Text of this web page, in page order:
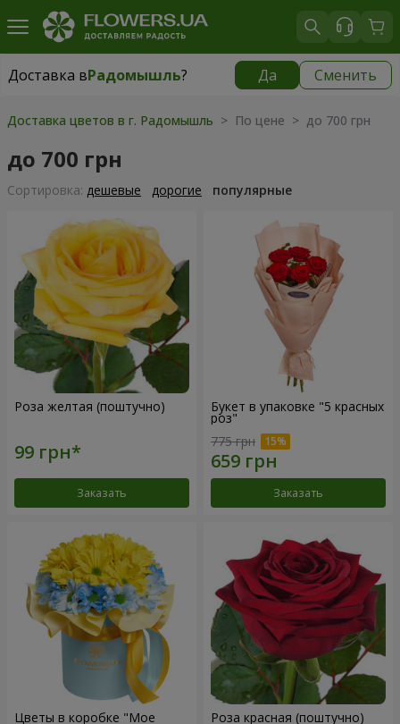
Доставка вРадомышль? Да Сменить
Доставка вРадомышль|
Доставка цветов в г. Радомышль > По цене > до 700 грн
до 700 грн
Cортировка: дешевые дорогие популярные
Роза желтая (поштучно)
Заказать
Букет в упаковке "5 красных
роз"
775 грн
Заказать
Цветы в коробке "Мое Роза красная (поштучно)